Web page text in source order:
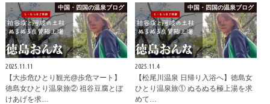
中国・四国の温泉ブログ
2025.11.11
【大歩危ひとり観光@歩危マート】
徳島女ひとり温泉旅② 祖谷豆腐とぼ
けあげを求…
中国・四国の温泉ブログ
2025.11.4
【松尾川温泉 日帰り入浴へ】徳島女
ひとり温泉旅① ぬるぬる極上湯を求
めて…